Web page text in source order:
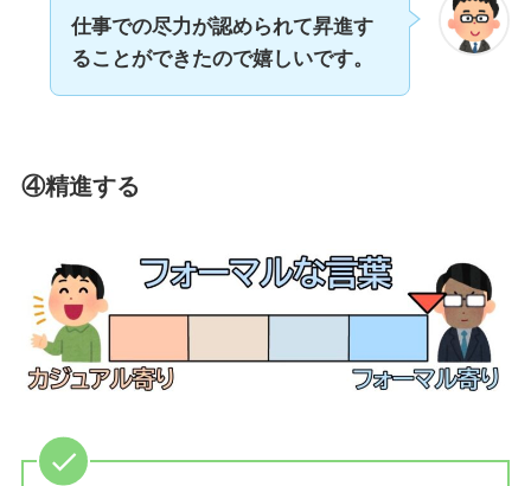
仕事での尽力が認められて昇進す
ることができたので嬉しいです。
④精進する